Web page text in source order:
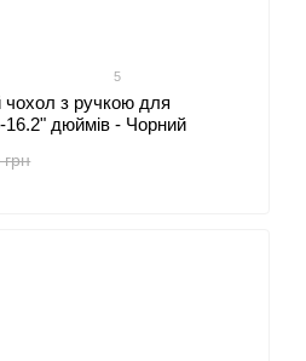
5
чохол з ручкою для
16.2" дюймів - Чорний